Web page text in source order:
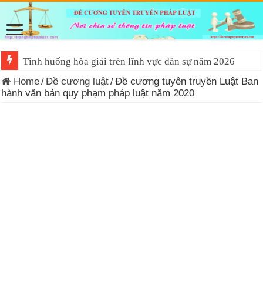
Tình huống hòa giải trên lĩnh vực dân sự năm 2026
Home/Đề cương luật/Đề cương tuyên truyền Luật Ban
hành văn bản quy phạm pháp luật năm 2020